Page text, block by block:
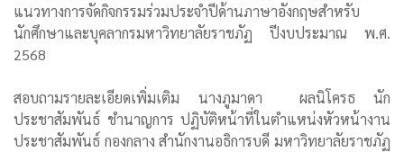
แนวทางการจัดกิจกรรมร่วมประจำปีด้านภาษาอังกฤษสำหรับ
นักศึกษาและบุคลากรมหาวิทยาลัยราชภัฏ ปีงบประมาณ พ.ศ.
2568
สอบถามรายละเอียดเพิ่มเติม นางภูมาดา ผลนิโครธ นัก
ประชาสัมพันธ์ ชำนาญการ ปฏิบัติหน้าที่ในตำแหน่งหัวหน้างาน
ประชาสัมพันธ์ กองกลาง สำนักงานอธิการบดี มหาวิทยาลัยราชภัฏ